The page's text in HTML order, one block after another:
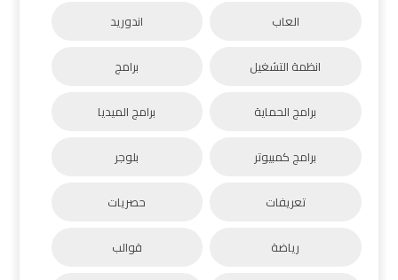
العاب اندوريد
انظمة التشغيل برامج
برامج الحماية برامج الميديا
برامج كمبيوتر بلوجر
تعريفات حصريات
رياضة قوالب